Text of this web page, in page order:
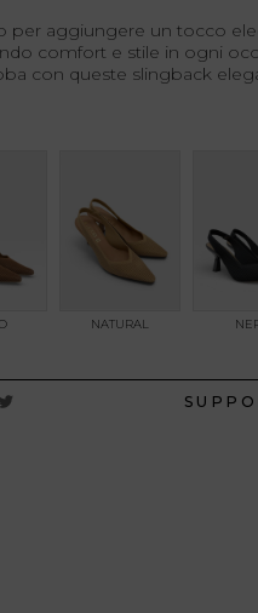
per aggiungere un tocco
comfort e stile in ogni
con queste slingback
NATURAL